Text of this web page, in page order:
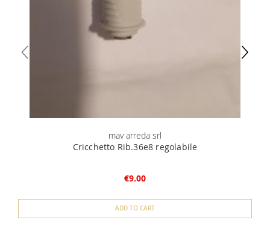
mav arreda srl
Cricchetto Rib.36e8 regolabile
€9.00
ADD TO CART